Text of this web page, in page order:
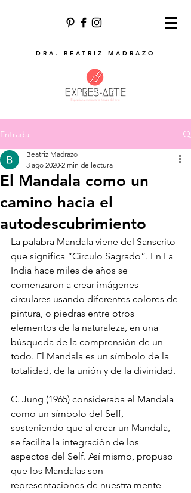
DRA. BEATRIZ MADRAZO
Entrada
El Mandala como un
camino hacia el
autodescubrimiento
Beatriz Madrazo
3 ago 2020 2 min de lectura
La palabra Mandala viene del Sanscrito
que significa “Círculo Sagrado”. En La
India hace miles de años se
comenzaron a crear imágenes
circulares usando diferentes colores de
pintura, o piedras entre otros
elementos de la naturaleza, en una
búsqueda de la comprensión de un
todo. El Mandala es un símbolo de la
totalidad, de la unión y de la divinidad.
C. Jung (1965) consideraba el Mandala
como un símbolo del Self,
sosteniendo que al crear un Mandala,
se facilita la integración de los
aspectos del Self. Así mismo, propuso
que los Mandalas son
representaciones de nuestra mente